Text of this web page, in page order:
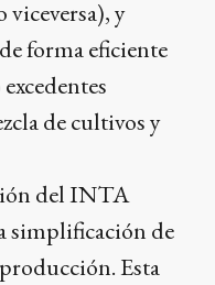
y
forma eficiente
de cultivos y
del INTA
simplificación de
Esta